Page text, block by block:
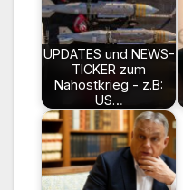
UPDATES und NEWS-
TICKER zum
Nahostkrieg - z.B:
US…